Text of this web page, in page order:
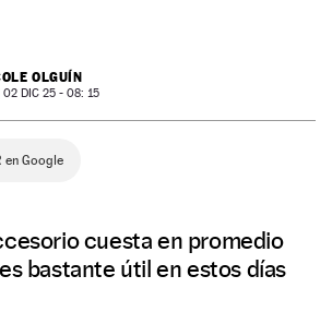
OLGUÍN
02 DIC 25 - 08: 15
en Google
cuesta en promedio
bastante útil en estos días